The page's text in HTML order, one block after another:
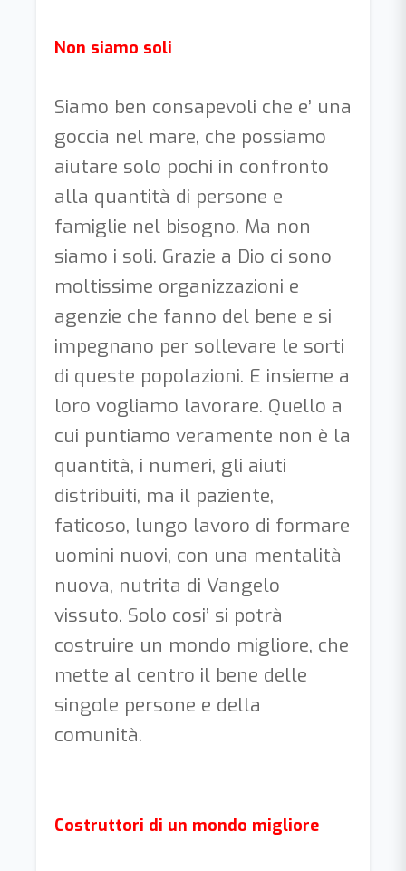
Non siamo soli
Siamo ben consapevoli che e’ una
goccia nel mare, che possiamo
aiutare solo pochi in confronto
alla quantità di persone e
famiglie nel bisogno. Ma non
siamo i soli. Grazie a Dio ci sono
moltissime organizzazioni e
agenzie che fanno del bene e si
impegnano per sollevare le sorti
di queste popolazioni. E insieme a
loro vogliamo lavorare. Quello a
cui puntiamo veramente non è la
quantità, i numeri, gli aiuti
distribuiti, ma il paziente,
faticoso, lungo lavoro di formare
uomini nuovi, con una mentalità
nuova, nutrita di Vangelo
vissuto. Solo cosi’ si potrà
costruire un mondo migliore, che
mette al centro il bene delle
singole persone e della
comunità.
Costruttori di un mondo migliore